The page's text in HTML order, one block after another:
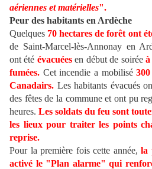
aériennes et matérielles".
Peur des habitants en Ardèche
Quelques 70 hectares de forêt ont
de Saint-Marcel-lès-Annonay en
ont été évacuées en début de soirée
fumées. Cet incendie a mobilisé
Canadairs. Les habitants évacués
des fêtes de la commune et ont pu
heures. Les soldats du feu sont
les lieux pour traiter les points
reprise.
Pour la première fois cette année, la
activé le "Plan alarme" qui